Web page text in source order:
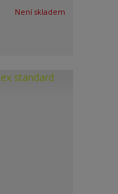
Není skladem